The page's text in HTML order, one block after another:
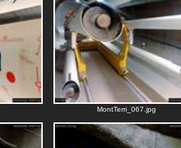
MontTerri_067.jpg